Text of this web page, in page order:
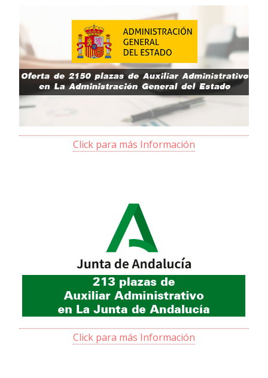
Click para más Información
Click para más Información